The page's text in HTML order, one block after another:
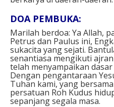
DOA PEMBUKA:
Marilah berdoa: Ya Allah,
Petrus dan Paulus ini,
sukacita yang sejati.
senantiasa mengikuti
telah menyampaikan
Dengan pengantaraan
Tuhan kami, yang
persatuan Roh Kudus
sepanjang segala masa.